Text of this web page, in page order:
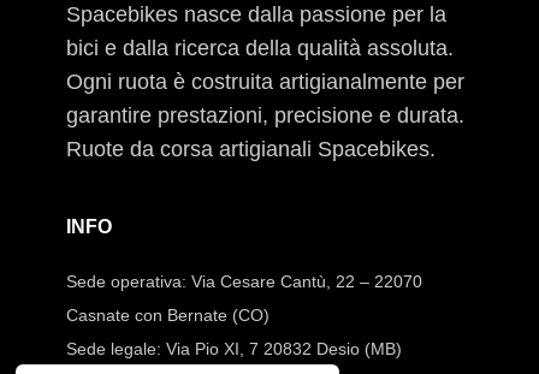
Spacebikes nasce dalla passione per la
bici e dalla ricerca della qualità assoluta.
Ogni ruota è costruita artigianalmente per
garantire prestazioni, precisione e durata.
Ruote da corsa artigianali Spacebikes.
INFO
Sede operativa: Via Cesare Cantù, 22 – 22070
Casnate con Bernate (CO)
Sede legale: Via Pio XI, 7 20832 Desio (MB)